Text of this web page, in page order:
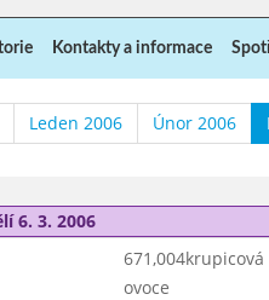
Kontakty a informace
Leden 2006 Únor 2006
6. 3. 2006
671,004krupicová
ovoce